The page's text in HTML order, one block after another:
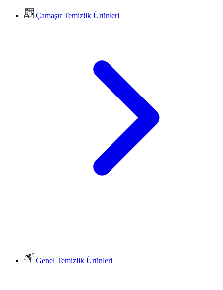
Çamaşır Temizlik Ürünleri
Genel Temizlik Ürünleri